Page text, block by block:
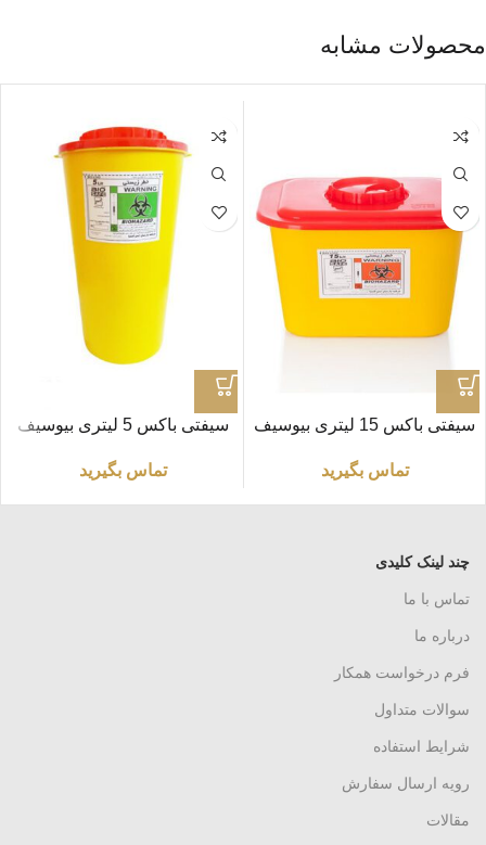
محصولات مشابه
سیفتی باکس 15 لیتری بیوسیف
تماس بگیرید
سیفتی باکس 5 لیتری بیوسیف
تماس بگیرید
چند لینک کلیدی
تماس با ما
درباره ما
فرم درخواست همکار
سوالات متداول
شرایط استفاده
رویه ارسال سفارش
مقالات